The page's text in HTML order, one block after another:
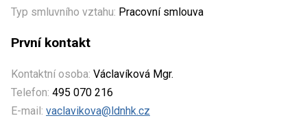
Typ smluvního vztahu: Pracovní smlouva
První kontakt
Kontaktní osoba: Václavíková Mgr.
Telefon: 495 070 216
E-mail: vaclavikova@ldnhk.cz